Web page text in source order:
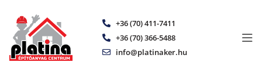
+36 (70) 411-7411
+36 (70) 366-5488
info@platinaker.hu